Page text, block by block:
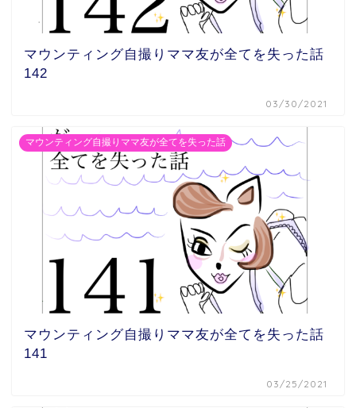
マウンティング自撮りママ友が全てを失った話
142
03/30/2021
マウンティング自撮りママ友が全てを失った話
マウンティング自撮りママ友が全てを失った話
141
03/25/2021